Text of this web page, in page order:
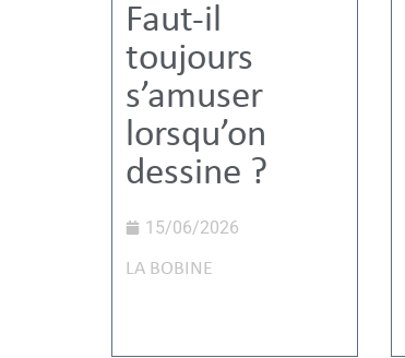
Faut-il
toujours
s’amuser
lorsqu’on
dessine ?
15/06/2026
LA BOBINE